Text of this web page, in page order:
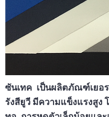
ซันเทค เป็นผลิตภัณฑ์เยอ
รังสียูวี มีความแข็งแรงสูง